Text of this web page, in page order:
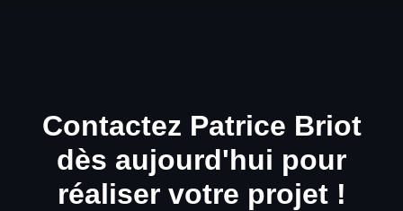
Contactez Patrice Briot
dès aujourd'hui pour
réaliser votre projet !